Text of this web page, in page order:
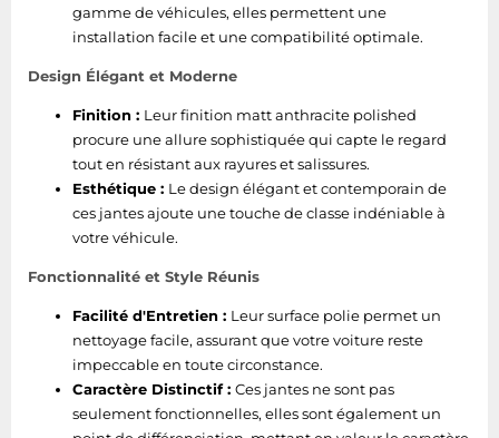
gamme de véhicules, elles permettent une
installation facile et une compatibilité optimale.
Design Élégant et Moderne
Finition : Leur finition matt anthracite polished
procure une allure sophistiquée qui capte le regard
tout en résistant aux rayures et salissures.
Esthétique : Le design élégant et contemporain de
ces jantes ajoute une touche de classe indéniable à
votre véhicule.
Fonctionnalité et Style Réunis
Facilité d'Entretien : Leur surface polie permet un
nettoyage facile, assurant que votre voiture reste
impeccable en toute circonstance.
Caractère Distinctif : Ces jantes ne sont pas
seulement fonctionnelles, elles sont également un